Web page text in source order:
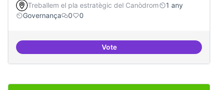
Treballem el pla estratègic del Canòdrom
1 any
Governança
0 0
VoteGrupos de trabajo para impulsar